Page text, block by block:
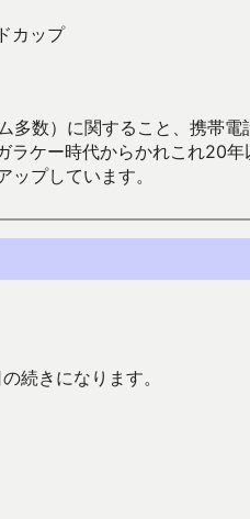
カップ
数）に関すること、携帯
ラケー時代からかれこれ
プしています。
続きになります。